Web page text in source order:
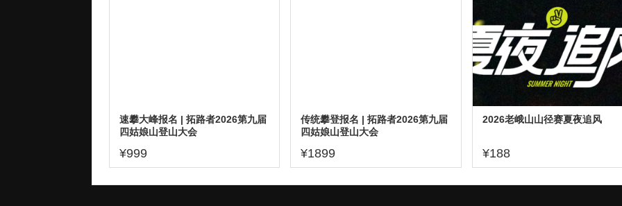
速攀大峰报名 | 拓路者2026第九届
四姑娘山登山大会
¥999
传统攀登报名 | 拓路者2026第九届
四姑娘山登山大会
¥1899
2026老峨山山径赛夏夜追风
¥188